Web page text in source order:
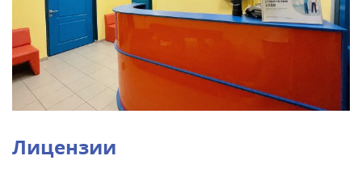
Лицензии